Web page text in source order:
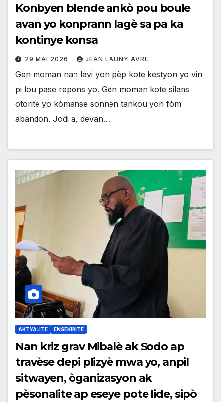
Konbyen blende ankò pou boule
avan yo konprann lagè sa pa ka
kontinye konsa
29 MAI 2026 JEAN LAUNY AVRIL
Gen moman nan lavi yon pèp kote kestyon yo vin
pi lou pase repons yo. Gen moman kote silans
otorite yo kòmanse sonnen tankou yon fòm
abandon. Jodi a, devan…
AKTYALITE ENSEKIRITE
Nan kriz grav Mibalè ak Sodo ap
travèse depi plizyè mwa yo, anpil
sitwayen, òganizasyon ak
pèsonalite ap eseye pote lide, sipò